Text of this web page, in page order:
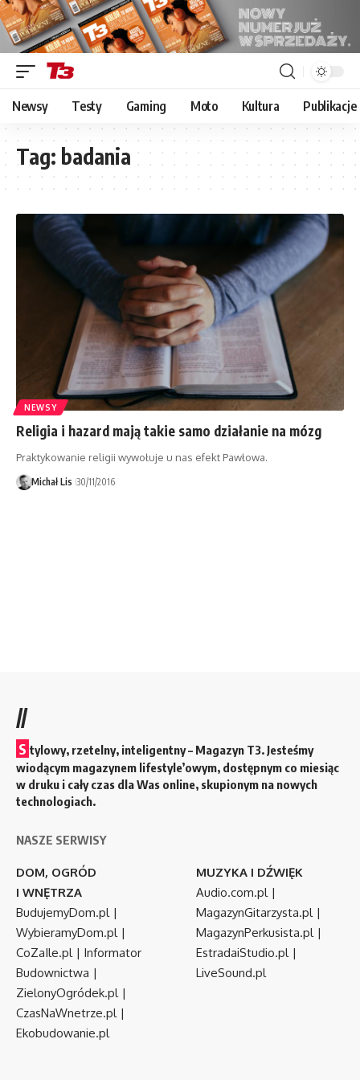
Newsy Testy Gaming Moto Kultura Publikacje
Tag: badania
NEWSY
Religia i hazard mają takie samo działanie na mózg
Praktykowanie religii wywołuje u nas efekt Pawłowa.
Michał Lis 30/11/2016
//
S tylowy, rzetelny, inteligentny – Magazyn T3. Jesteśmy
wiodącym magazynem lifestyle’owym, dostępnym co miesiąc
w druku i cały czas dla Was online, skupionym na nowych
technologiach.
NASZE SERWISY
DOM, OGRÓD
I WNĘTRZA
BudujemyDom.pl|
WybieramyDom.pl|
CoZaIle.pl| Informator
Budownictwa |
ZielonyOgródek.pl|
CzasNaWnetrze.pl|
Ekobudowanie.pl
MUZYKA I DŹWIĘK
Audio.com.pl|
MagazynGitarzysta.pl|
MagazynPerkusista.pl|
EstradaiStudio.pl|
LiveSound.pl